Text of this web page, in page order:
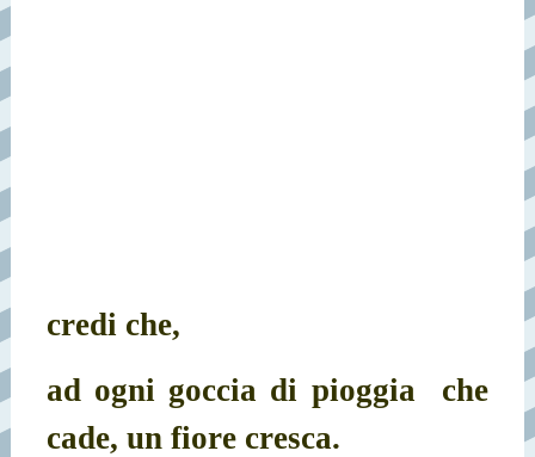
credi che,
ad ogni goccia di pioggia
che
cade, un fiore cresca.